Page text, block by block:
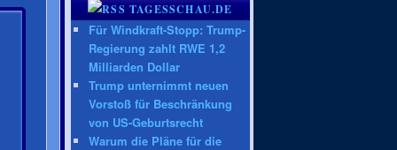
TAGESSCHAU.DE
Für Windkraft-Stopp: Trump-
Regierung zahlt RWE 1,2
Milliarden Dollar
Trump unternimmt neuen
Vorstoß für Beschränkung
von US-Geburtsrecht
Warum die Pläne für die